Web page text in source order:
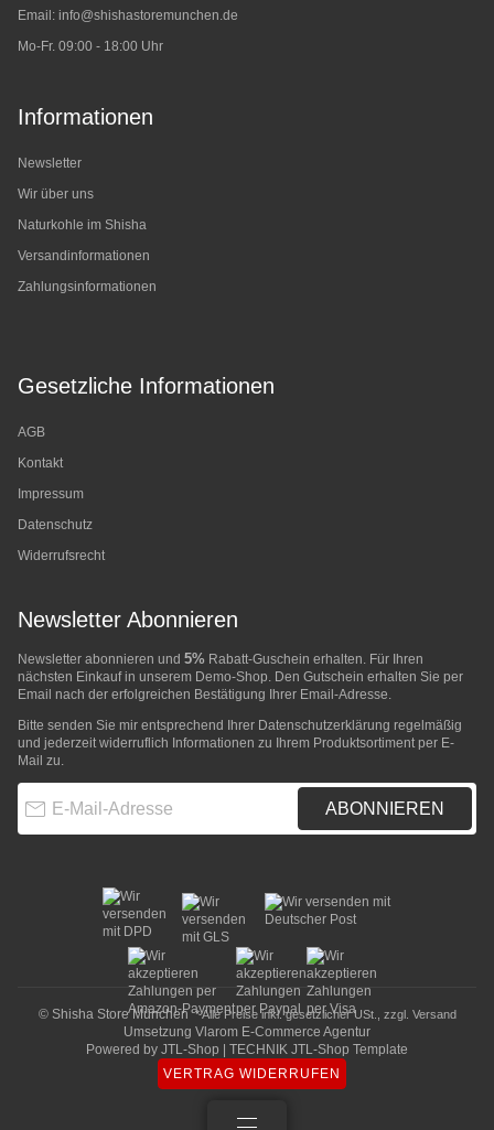
Email: info@shishastoremunchen.de
Mo-Fr. 09:00 - 18:00 Uhr
Informationen
Newsletter
Wir über uns
Naturkohle im Shisha
Versandinformationen
Zahlungsinformationen
Gesetzliche Informationen
AGB
Kontakt
Impressum
Datenschutz
Widerrufsrecht
Newsletter Abonnieren
Newsletter abonnieren und 5% Rabatt-Guschein erhalten. Für Ihren
nächsten Einkauf in unserem Demo-Shop. Den Gutschein erhalten Sie per
Email nach der erfolgreichen Bestätigung Ihrer Email-Adresse.
Bitte senden Sie mir entsprechend Ihrer Datenschutzerklärung regelmäßig
und jederzeit widerruflich Informationen zu Ihrem Produktsortiment per E-
Mail zu.
ABONNIEREN
© Shisha Store München * Alle Preise inkl. gesetzlicher USt., zzgl. Versand
Umsetzung Vlarom E-Commerce Agentur
Powered by JTL-Shop
TECHNIK JTL-Shop Template
VERTRAG WIDERRUFEN